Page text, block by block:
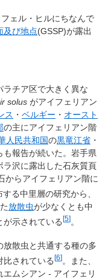
ェル・ヒルにちなんで
及び地点(GSSP)が露出
ラチア区で大きく異な
solus がアイフェリアン
ス ・ ベルギー ・ オースト
の主にアイフェリアン階
人民共和国の黒竜江省 ・
も報告が続いた。岩手県
ラ沢に露出した石灰質頁
からアイフェリアン階に
る中里層の研究から、
放散虫が少なくとも中
示されている[5]。
放散虫と共通する種の多
比されている[6]。また、
ムシアン - アイフェリ